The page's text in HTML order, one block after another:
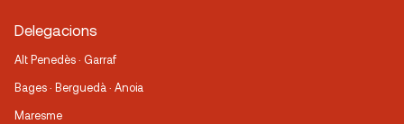
Delegacions
Alt Penedès · Garraf
Bages · Berguedà · Anoia
Maresme